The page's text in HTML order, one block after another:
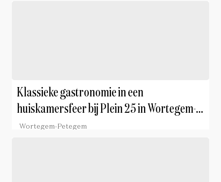
Klassieke gastronomie in een
huiskamersfeer bij Plein 25 in Wortegem-
Petegem
Wortegem-Petegem